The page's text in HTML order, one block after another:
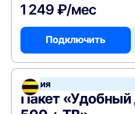
1 249 ₽/мес
Подключить
Акция
Пакет